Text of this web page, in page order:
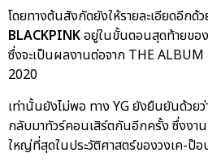
โดยทางต้นสังกัดยังให้รายละเอียดอีกด้
BLACKPINKอยู่ในขั้นตอนสุดท้ายขอ
ซึ่งจะเป็นผลงานต่อจาก THE
2020
เท่านั้นยังไม่พอ ทาง YG ยังยืนยันด้วยว่
กลับมาทัวร์คอนเสิร์ตกันอีกครั้ง ซึ่งง
ใหญ่ที่สุดในประวัติศาสตร์ของวงเค-ป๊อ